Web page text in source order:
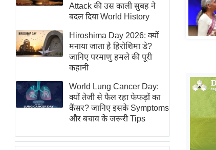
ई-पेपर
मिसाल बेमिसाल
शख्सियत
यंग इंडिया
साहित्य जगत
ऑटो वर्ल्ड
मनोरंजन जगत
Attack की उस काली सुबह ने
बदल दिया World History
Hiroshima Day 2026: क्यों
मनाया जाता है हिरोशिमा डे?
जानिए परमाणु हमले की पूरी
कहानी
World Lung Cancer Day:
क्यों तेजी से फैल रहा फेफड़ों का
कैंसर? जानिए इसके Symptoms
और बचाव के जरूरी Tips